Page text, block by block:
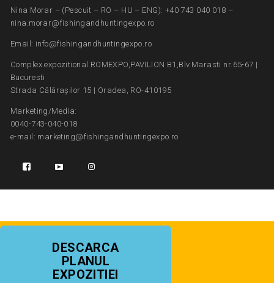
Nina Morar – (Pescuit – RO – HU – ENG): +40 743 040 018 –
nina.morar@fishingandhuntingexpo.ro
Email: info@fishingandhuntingexpo.ro
Complex expozitional ROMEXPO,PAVILION B1,Blv.Marasti nr.65-67 |
Bucuresti
Strada Călărașilor 15 | Oradea, RO-410195
Marketing/Media:
0040-743-040-018
e-mail: marketing@fishingandhuntingexpo.ro
DESCARCA
PLANUL
EXPOZITIEI